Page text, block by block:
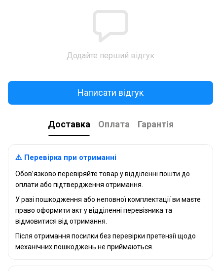
Додайте перший відгук
Написати відгук
Доставка Оплата Гарантія
⚠️ Перевірка при отриманні
Обов’язково перевіряйте товар у відділенні пошти до
оплати або підтвердження отримання.
У разі пошкодження або неповної комплектації ви маєте
право оформити акт у відділенні перевізника та
відмовитися від отримання.
Після отримання посилки без перевірки претензії щодо
механічних пошкоджень не приймаються.